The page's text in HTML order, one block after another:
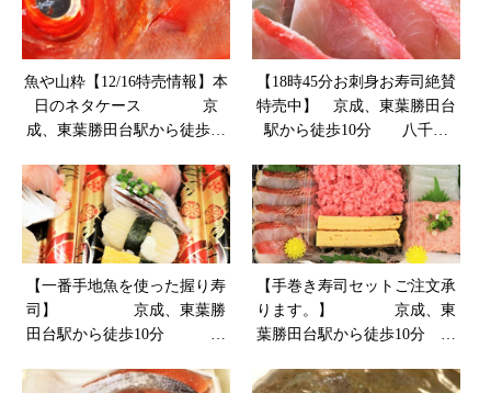
魚や山粋【12/16特売情報】本
日のネタケース 京
成、東葉勝田台駅から徒歩10
【18時45分お刺身お寿司絶賛
特売中】 京成、東葉勝田台
駅から徒歩10分 八千代
山粋
【一番手地魚を使った握り寿
司】 京成、東葉勝
田台駅から徒歩10分
魚や山粋
【手巻き寿司セットご注文承
ります。】 京成、東
葉勝田台駅から徒歩10分
店 魚や山粋